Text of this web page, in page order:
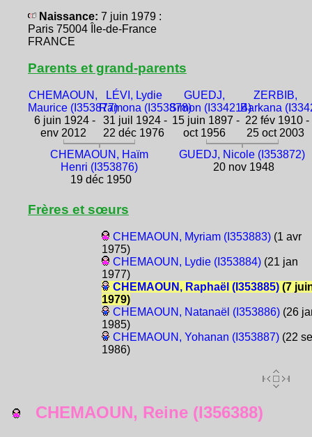
Naissance: 7 juin 1979 :
Paris 75004 Île-de-France
FRANCE
Parents et grand-parents
CHEMAOUN,
Maurice (I353877)
6 juin 1924 -
env 2012
LÉVI, Lydie
Ramona (I353878)
31 juil 1924 -
22 déc 1976
GUEDJ,
Simon (I334214)
15 juin 1897 -
oct 1956
ZERBIB,
Barkana
22 fév 1910 -
25 oct 2003
CHEMAOUN, Haïm
Henri (I353876)
19 déc 1950
GUEDJ, Nicole (I353872)
20 nov 1948
Frères et sœurs
CHEMAOUN, Myriam (I353883)(1 avr
1975)
CHEMAOUN, Lydie (I353884)(21 jan
1977)
CHEMAOUN, Raphaël (I353885)(7
1979)
CHEMAOUN, Natanaël (I353886)(26
1985)
CHEMAOUN, Yohanan (I353887)(22
1986)
CHEMAOUN, Reine (I356388)